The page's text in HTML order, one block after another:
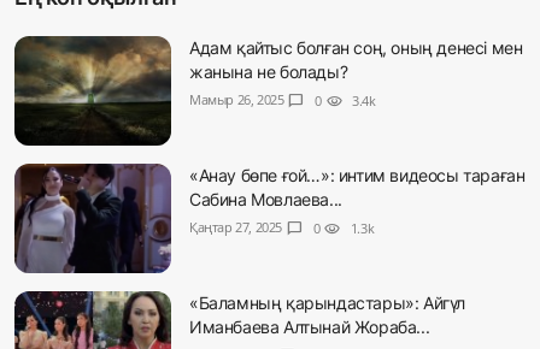
Адам қайтыс болған соң, оның денесі мен
жанына не болады?
Мамыр 26, 2025 chat_bubble 0 visibility 3.4k
«Анау бөпе ғой…»: интим видеосы тараған
Сабина Мовлаева...
Қаңтар 27, 2025 chat_bubble 0 visibility 1.3k
«Баламның қарындастары»: Айгүл
Иманбаева Алтынай Жораба...